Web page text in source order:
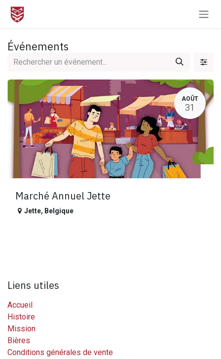
Se rendre au contenu
Événements
AOÛT
31
Marché Annuel Jette
Jette, Belgique
Liens utiles
Accueil
Histoire
Mission
Bières
Conditions générales de vente